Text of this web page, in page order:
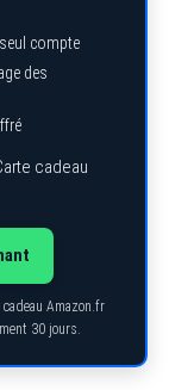
compte
des
cadeau
Amazon.fr
30 jours.